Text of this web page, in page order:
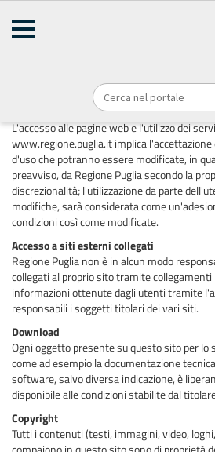
Home
Note legali
L'accesso alle pagine web e l'utilizzo dei
www.regione.puglia.it implica
d'uso che potranno essere modificate, in
preavviso, da Regione Puglia secondo la
discrezionalità; l'utilizzazione da parte
modifiche, sarà considerata come
condizioni così come modificate.
Accesso a siti esterni collegati
Regione Puglia non è in alcun modo
collegati al proprio sito tramite
informazioni ottenute dagli utenti tramite
responsabili i soggetti titolari dei vari siti.
Download
Ogni oggetto presente su questo sito per lo
come ad esempio la documentazione
software, salvo diversa indicazione, è
disponibile alle condizioni stabilite dal
Copyright
Tutti i contenuti (testi, immagini, video,